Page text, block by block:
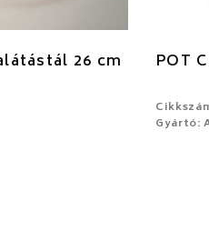
26 cm POT
Gyártó: